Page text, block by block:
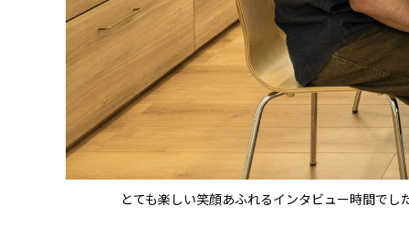
とても楽しい笑顔あふれるインタビュー時間でし